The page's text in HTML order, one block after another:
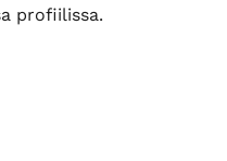
profiilissa.